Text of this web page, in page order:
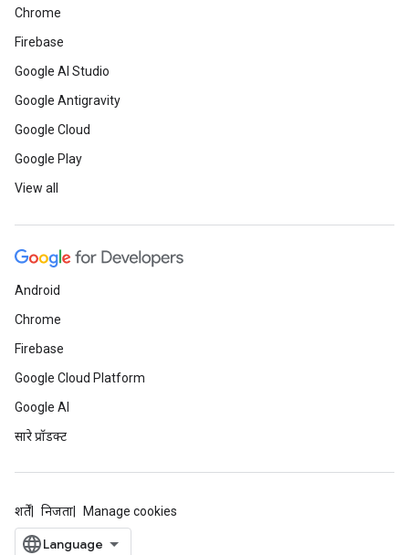
Chrome
Firebase
Google AI Studio
Google Antigravity
Google Cloud
Google Play
View all
Android
Chrome
Firebase
Google Cloud Platform
Google AI
सारे प्रॉडक्ट
शर्तें निजता Manage cookies